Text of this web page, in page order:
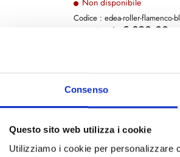
Consenso
Questo sito web utilizza i cookie
Utilizziamo i cookie per personalizzare
Codice : edea-roller-flamenco-
a partire da € 390,00